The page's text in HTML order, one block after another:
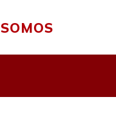
SOMOS